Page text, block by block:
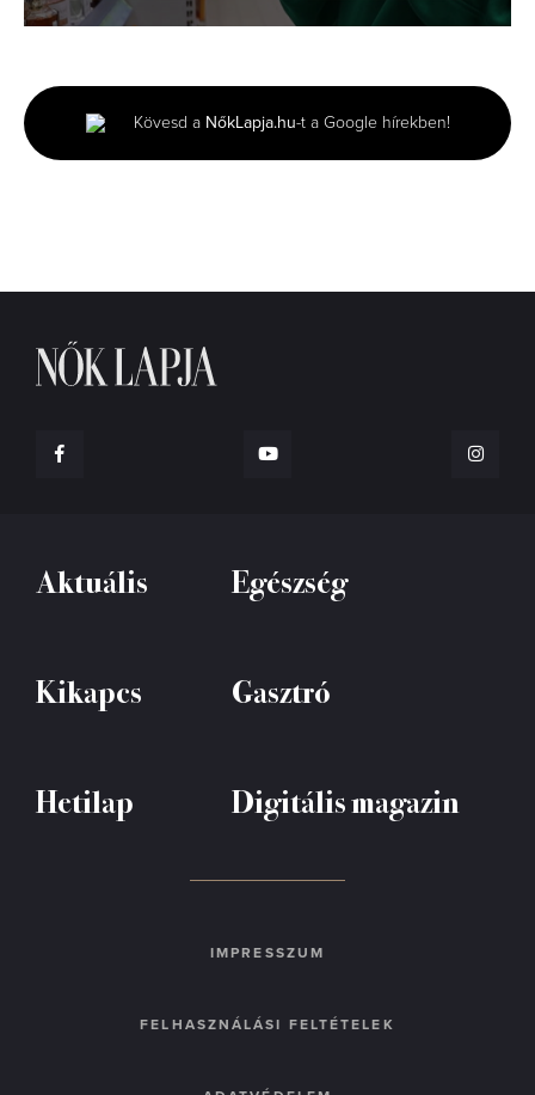
minute,
42
seconds
Kövesd a NőkLapja.hu-t a Google hírekben!
Aktuális Egészség
Kikapcs Gasztró
Hetilap Digitális magazin
IMPRESSZUM
FELHASZNÁLÁSI FELTÉTELEK